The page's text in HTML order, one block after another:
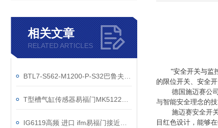
相关文章
RELATED ARTICLES
"安全开关与监
的限位开关、安全
德国施迈赛公
与智能安全理念的
施迈赛安全开
目红色设计，能够